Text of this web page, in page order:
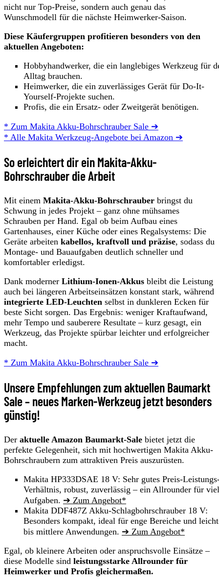
nicht nur Top‑Preise, sondern auch genau das
Wunschmodell für die nächste Heimwerker‑Saison.
Diese Käufergruppen profitieren besonders von den
aktuellen Angeboten:
Hobbyhandwerker, die ein langlebiges Werkzeug für
Alltag brauchen.
Heimwerker, die ein zuverlässiges Gerät für Do-It-
Yourself-Projekte suchen.
Profis, die ein Ersatz- oder Zweitgerät benötigen.
* Zum Makita Akku-Bohrschrauber Sale ➔
* Alle Makita Werkzeug-Angebote bei Amazon ➔
So erleichtert dir ein Makita-Akku-
Bohrschrauber die Arbeit
Mit einem Makita‑Akku‑Bohrschrauber bringst du
Schwung in jedes Projekt – ganz ohne mühsames
Schrauben per Hand. Egal ob beim Aufbau eines
Gartenhauses, einer Küche oder eines Regalsystems: Die
Geräte arbeiten kabellos, kraftvoll und präzise, sodass du
Montage‑ und Bauaufgaben deutlich schneller und
komfortabler erledigst.
Dank moderner Lithium‑Ionen‑Akkus bleibt die Leistung
auch bei längeren Arbeitseinsätzen konstant stark, während
integrierte LED‑Leuchten selbst in dunkleren Ecken für
beste Sicht sorgen. Das Ergebnis: weniger Kraftaufwand,
mehr Tempo und sauberere Resultate – kurz gesagt, ein
Werkzeug, das Projekte spürbar leichter und erfolgreicher
macht.
* Zum Makita Akku-Bohrschrauber Sale ➔
Unsere Empfehlungen zum aktuellen Baumarkt
Sale – neues Marken-Werkzeug jetzt besonders
günstig!
Der aktuelle Amazon Baumarkt-Sale bietet jetzt die
perfekte Gelegenheit, sich mit hochwertigen Makita Akku-
Bohrschraubern zum attraktiven Preis auszurüsten.
Makita HP333DSAE 18 V: Sehr gutes Preis-
Verhältnis, robust, zuverlässig – ein Allrounder für
Aufgaben. ➔ Zum Angebot*
Makita DDF487Z Akku-Schlagbohrschrauber 18 V:
Besonders kompakt, ideal für enge Bereiche und
bis mittlere Anwendungen. ➔ Zum Angebot*
Egal, ob kleinere Arbeiten oder anspruchsvolle Einsätze –
diese Modelle sind leistungsstarke Allrounder für
Heimwerker und Profis gleichermaßen.